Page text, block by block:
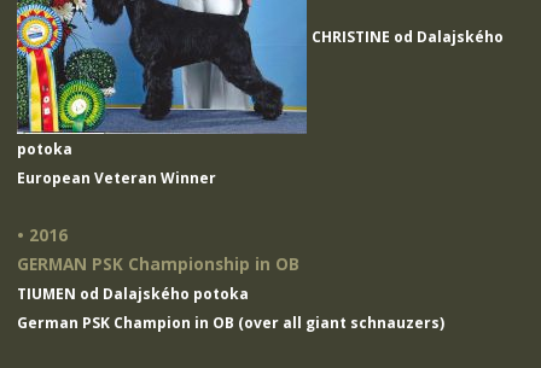
CHRISTINE od Dalajského
potoka
European Veteran Winner
• 2016
GERMAN PSK Championship in OB
TIUMEN od Dalajského potoka
German PSK Champion in OB (over all giant schnauzers)